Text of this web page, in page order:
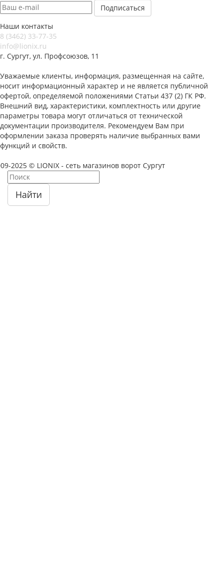
Наши контакты
8 (3462) 33-77-35
info@lionix.ru
г. Сургут, ул. Профсоюзов, 11
Уважаемые клиенты, информация, размещенная на сайте,
носит информационный характер и не является публичной
офертой, определяемой положениями Статьи 437 (2) ГК РФ.
Внешний вид, характеристики, комплектность или другие
параметры товара могут отличаться от технической
документации производителя. Рекомендуем Вам при
оформлении заказа проверять наличие выбранных вами
функций и свойств.
2025 © LIONIX - сеть магазинов ворот Сургут
Найти